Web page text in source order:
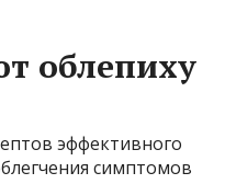
облепиху
эффективного
симптомов